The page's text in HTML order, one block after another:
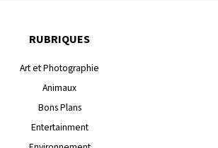
RUBRIQUES
Art et Photographie
Animaux
Bons Plans
Entertainment